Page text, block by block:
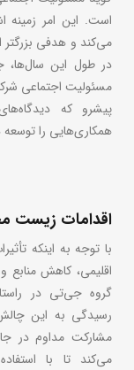
است. این امر
می‌کند و هدفی
در طول این سال‌ها،
پیشرو که
همکاری‌هایی را
اقدامات زیست
با توجه به اینکه
اقلیمی، کاهش
گروه جی‌تی در
رسیدگی به این
مشارکت مداوم در
می‌کند تا با